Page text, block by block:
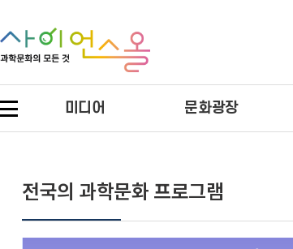
미디어 문화광장
전국의 과학문화 프로그램